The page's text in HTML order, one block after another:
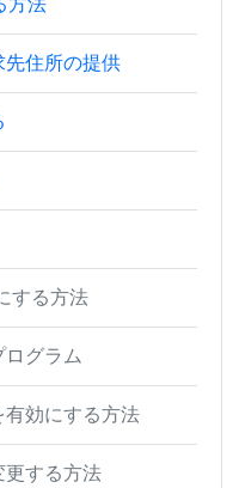
住所の提供
する方法
グラム
有効にする方法
する方法